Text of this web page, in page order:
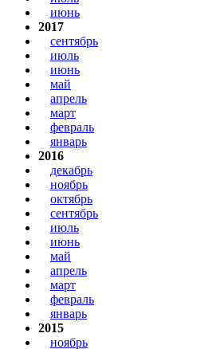
июнь
2017
сентябрь
июль
июнь
май
апрель
март
февраль
январь
2016
декабрь
ноябрь
октябрь
сентябрь
июль
июнь
май
апрель
март
февраль
январь
2015
ноябрь